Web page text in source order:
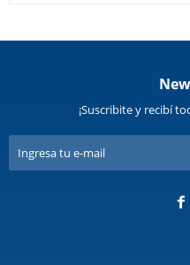
¡Suscribite y recibí
